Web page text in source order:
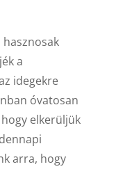
a
idegekre
óvatosan
elkerüljük
arra, hogy